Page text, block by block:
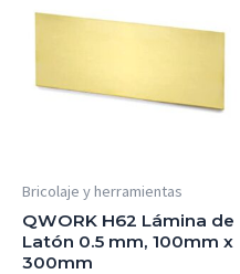
Bricolaje y herramientas
QWORK H62 Lámina de
Latón 0.5 mm, 100mm x
300mm